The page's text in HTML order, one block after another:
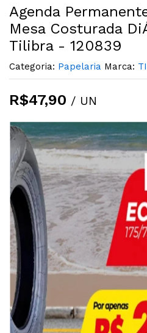
Agenda
Mesa Costurada
Tilibra - 120839
Categoria: Papelaria Marca:
R$47,90 / UN